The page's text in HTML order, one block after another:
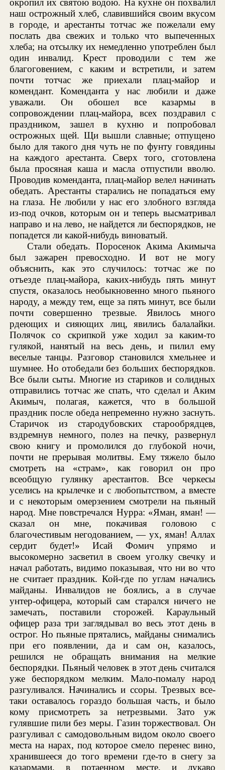
окропил их святою водою. На кухне он похвалил
наш острожный хлеб, славившийся своим вкусом
в городе, и арестанты тотчас же пожелали ему
послать два свежих и только что выпеченных
хлеба; на отсылку их немедленно употреблен был
один инвалид. Крест проводили с тем же
благоговением, с каким и встретили, и затем
почти тотчас же приехали плац-майор и
комендант. Коменданта у нас любили и даже
уважали. Он обошел все казармы в
сопровождении плац-майора, всех поздравил с
праздником, зашел в кухню и попробовал
острожных щей. Щи вышли славные; отпущено
было для такого дня чуть не по фунту говядины
на каждого арестанта. Сверх того, сготовлена
была просяная каша и масла отпустили вволю.
Проводив коменданта, плац-майор велел начинать
обедать. Арестанты старались не попадаться ему
на глаза. Не любили у нас его злобного взгляда
из-под очков, которым он и теперь высматривал
направо и на лево, не найдется ли беспорядков, не
попадется ли какой-нибудь виноватый.
Стали обедать. Поросенок Акима Акимыча
был зажарен превосходно. И вот не могу
объяснить, как это случилось: тотчас же по
отъезде плац-майора, каких-нибудь пять минут
спустя, оказалось необыкновенно много пьяного
народу, а между тем, еще за пять минут, все были
почти совершенно трезвые. Явилось много
рдеющих и сияющих лиц, явились балалайки.
Полячок со скрипкой уже ходил за каким-то
гулякой, нанятый на весь день, и пилил ему
веселые танцы. Разговор становился хмельнее и
шумнее. Но отобедали без больших беспорядков.
Все были сыты. Многие из стариков и солидных
отправились тотчас же спать, что сделал и Аким
Акимыч, полагая, кажется, что в большой
праздник после обеда непременно нужно заснуть.
Старичок из стародубовских старообрядцев,
вздремнув немного, полез на печку, развернул
свою книгу и промолился до глубокой ночи,
почти не прерывая молитвы. Ему тяжело было
смотреть на «страм», как говорил он про
всеобщую гулянку арестантов. Все черкесы
уселись на крылечке и с любопытством, а вместе
и с некоторым омерзением смотрели на пьяный
народ. Мне повстречался Нурра: «Яман, яман! —
сказал он мне, покачивая головою с
благочестивым негодованием, — ух, яман! Аллах
сердит будет!» Исай Фомич упрямо и
высокомерно засветил в своем уголку свечку и
начал работать, видимо показывая, что ни во что
не считает праздник. Кой-где по углам начались
майданы. Инвалидов не боялись, а в случае
унтер-офицера, который сам старался ничего не
замечать, поставили сторожей. Караульный
офицер раза три заглядывал во весь этот день в
острог. Но пьяные прятались, майданы снимались
при его появлении, да и сам он, казалось,
решился не обращать внимания на мелкие
беспорядки. Пьяный человек в этот день считался
уже беспорядком мелким. Мало-помалу народ
разгуливался. Начинались и ссоры. Трезвых все-
таки оставалось гораздо большая часть, и было
кому присмотреть за нетрезвыми. Зато уж
гулявшие пили без меры. Газин торжествовал. Он
разгуливал с самодовольным видом около своего
места на нарах, под которое смело перенес вино,
хранившееся до того времени где-то в снегу за
казармами, в потаенном месте, и лукаво